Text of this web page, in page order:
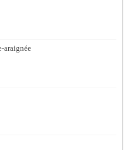
araignée